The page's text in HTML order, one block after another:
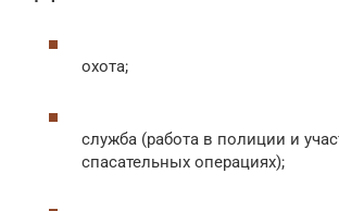
охота;
служба (работа в полиции и
спасательных операциях);